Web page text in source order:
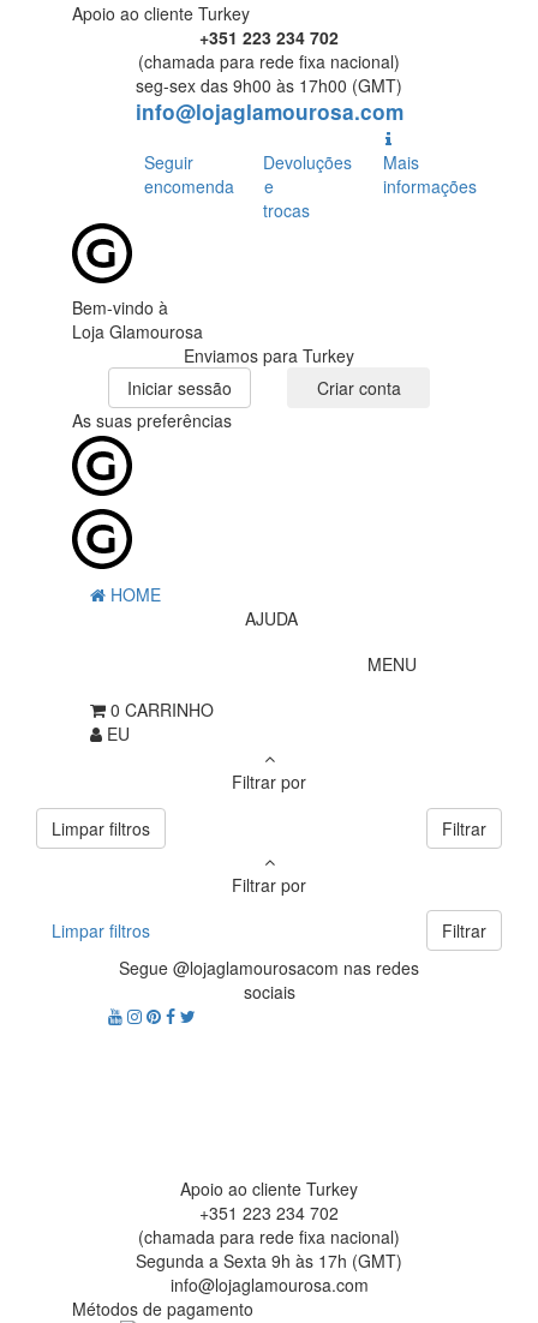
Apoio ao cliente Turkey
+351 223 234 702
(chamada para rede fixa nacional)
seg-sex das 9h00 às 17h00 (GMT)
info@lojaglamourosa.com
Seguir
encomenda
Devoluções
e
trocas
Mais
informações
Bem-vindo à
Loja Glamourosa
Enviamos para Turkey
Iniciar sessão
Criar conta
As suas preferências
HOME
AJUDA
MENU
0 CARRINHO
EU
Filtrar por
Limpar filtros
Filtrar
Filtrar por
Limpar filtros
Filtrar
Segue @lojaglamourosacom nas redes
sociais
Apoio ao cliente Turkey
+351 223 234 702
(chamada para rede fixa nacional)
Segunda a Sexta 9h às 17h (GMT)
info@lojaglamourosa.com
Métodos de pagamento